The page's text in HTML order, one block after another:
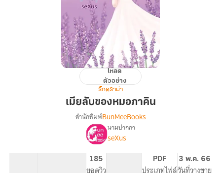
ของ
ภาคิ
โหลด
ตัวอย่าง
รักดราม่า
เมียลับของหมอภาคิน
เรื่อง
เมีย
สำนักพิมพ์BunMeeBooks
นามปากกา
seXus
185 PDF 3 พ.ค. 66